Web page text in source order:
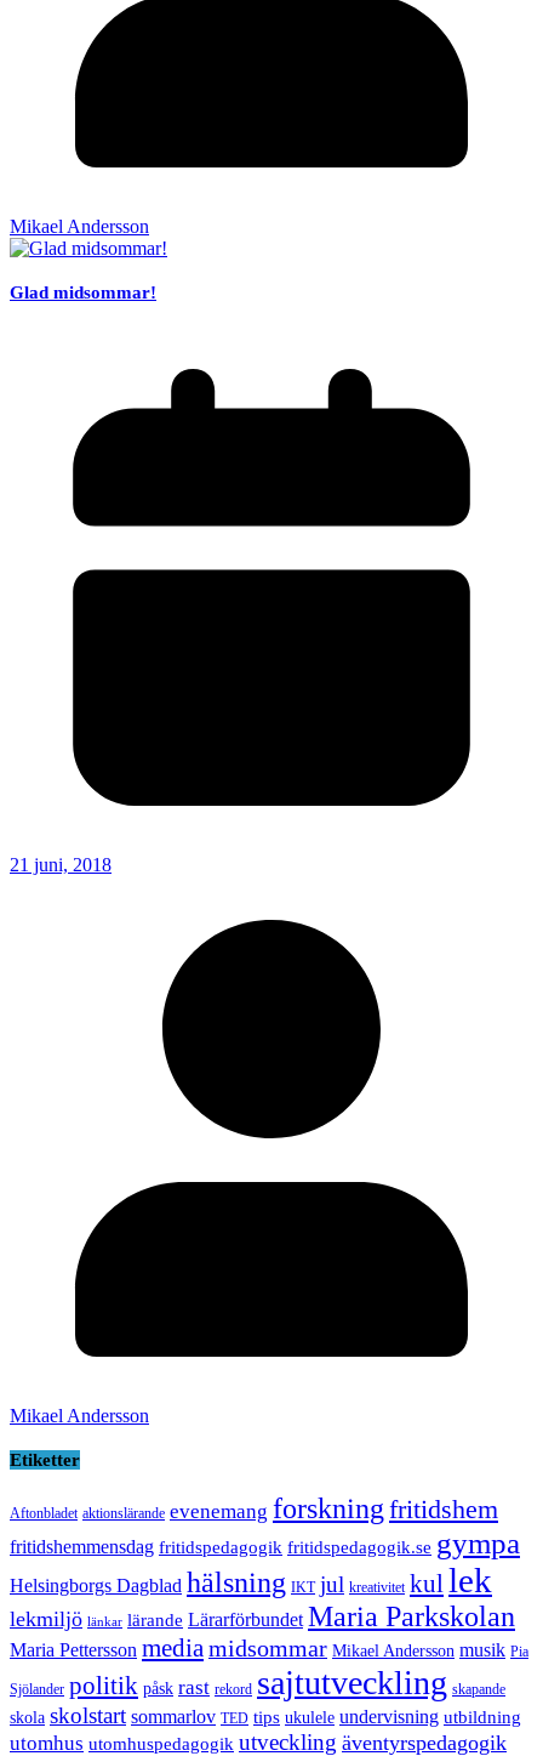
Mikael Andersson
Glad midsommar!
21 juni, 2018
Mikael Andersson
Etiketter
Aftonbladet aktionslärande evenemang forskning fritidshem
fritidshemmensdag fritidspedagogik fritidspedagogik.se gympa
Helsingborgs Dagblad hälsning IKT jul kreativitet kul lek
lekmiljö länkar lärande Lärarförbundet Maria Parkskolan
Maria Pettersson media midsommar Mikael Andersson musik Pia
Sjölander politik påsk rast rekord sajtutveckling skapande
skola skolstart sommarlov TED tips ukulele undervisning utbildning
utomhus utomhuspedagogik utveckling äventyrspedagogik